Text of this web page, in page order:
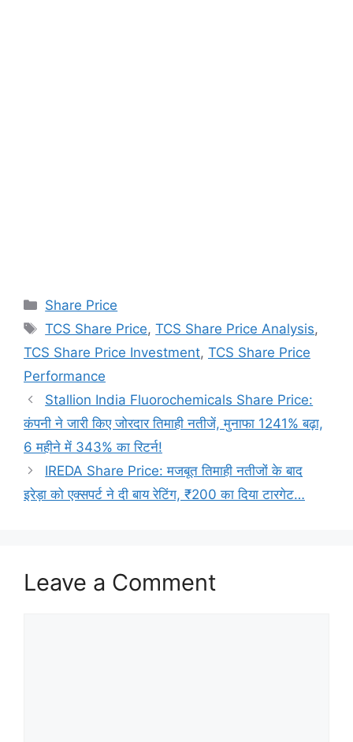
Categories
Share Price
Tags
TCS Share Price,TCS Share Price Analysis,
TCS Share Price Investment, TCS Share Price
Performance
Stallion India Fluorochemicals Share Price:
कंपनी ने जारी किए जोरदार तिमाही नतीजें, मुनाफा 1241% बढ़ा,
6 महीने में 343% का रिटर्न!
IREDA Share Price: मजबूत तिमाही नतीजों के बाद
इरेड़ा को एक्सपर्ट ने दी बाय रेटिंग, ₹200 का दिया टारगेट…
Leave a Comment